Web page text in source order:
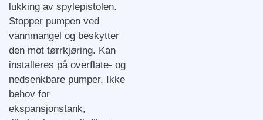
lukking av spylepistolen.
Stopper pumpen ved
vannmangel og beskytter
den mot tørrkjøring. Kan
installeres på overflate- og
nedsenkbare pumper. Ikke
behov for
ekspansjonstank,